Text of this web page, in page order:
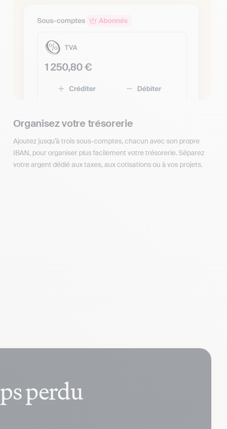
Organisez votre trésorerie
Ajoutez jusqu’à trois sous-comptes, chacun avec son propre
IBAN, pour organiser plus facilement votre trésorerie. Séparez
votre argent dédié aux taxes, aux cotisations ou à vos projets.
perdu